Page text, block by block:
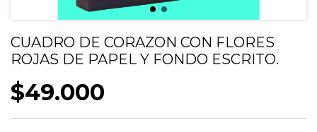
CUADRO DE CORAZON CON FLORES
ROJAS DE PAPEL Y FONDO ESCRITO.
$49.000